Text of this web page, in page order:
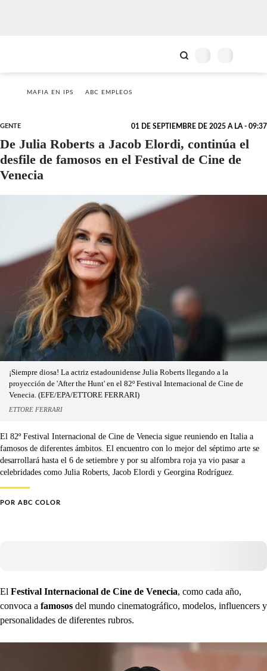
MAFIA EN IPS ABC EMPLEOS
GENTE 01 DE SEPTIEMBRE DE 2025 A LA - 09:37
De Julia Roberts a Jacob Elordi, continúa el
desfile de famosos en el Festival de Cine de
Venecia
¡Siempre diosa! La actriz estadounidense Julia Roberts llegando a la
proyección de 'After the Hunt' en el 82º Festival Internacional de Cine de
Venecia. (EFE/EPA/ETTORE FERRARI)
ETTORE FERRARI
El 82º Festival Internacional de Cine de Venecia sigue reuniendo en Italia a
famosos de diferentes ámbitos. El encuentro con lo mejor del séptimo arte se
desarrollará hasta el 6 de setiembre y por su alfombra roja ya vio pasar a
celebridades como Julia Roberts, Jacob Elordi y Georgina Rodríguez.
POR ABC COLOR
El Festival Internacional de Cine de Venecia, como cada año,
convoca a famosos del mundo cinematográfico, modelos, influencers y
personalidades de diferentes rubros.